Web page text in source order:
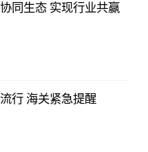
同生态 实现行业共赢
行 海关紧急提醒